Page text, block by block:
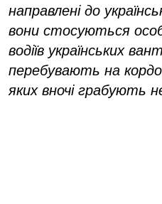
направлені до
вони стосуються
водіїв українських
перебувають на
яких вночі грабують